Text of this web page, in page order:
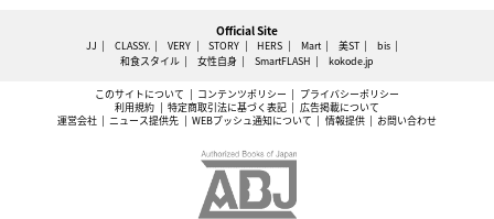
Official Site
JJ CLASSY. VERY STORY HERS Mart 美ST
bis
和食スタイル
女性自身 SmartFLASH kokode.jp
このサイトについて コンテンツポリシー
プライバシーポリシー
利用規約
特定商取引法に基づく表記
広告掲載について
運営会社
ニュース提供先 WEBプッシュ通知について 情報提供 お問い合わせ